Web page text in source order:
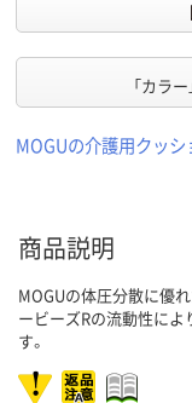
「カラ
MOGUの介護用クッ
商品説明
MOGUの体圧分散に優
ービーズRの流動性によ
す。